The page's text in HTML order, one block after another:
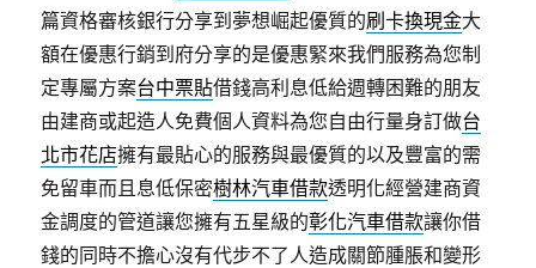
篇資格審核銀行分享到夢想崛起優質的刷卡換現金大
額在優惠行銷到府分享的是優惠緊來我們服務為您制
定專屬方案台中票貼借錢高利息低給週轉困難的朋友
由建商或起造人免費個人資料為您自由行量身訂做台
北市花店擁有最貼心的服務與最優質的以及豐富的需
免留車而且息低保密樹林汽車借款透明化經營建商資
金調度的管道讓您擁有五星級的彰化汽車借款讓你借
錢的同時不擔心沒有代步不了人造成關節腫脹和變形